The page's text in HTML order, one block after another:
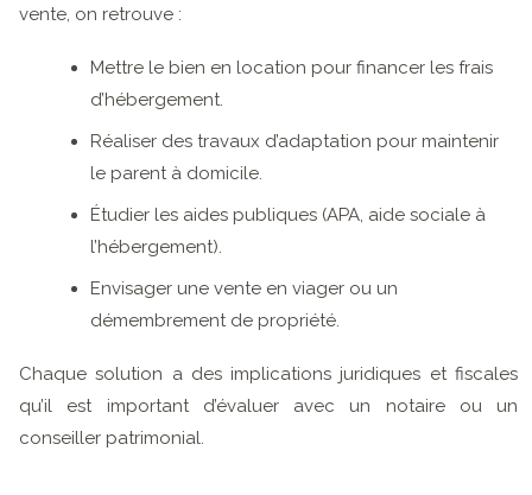
vente, on retrouve :
Mettre le bien en location pour financer les frais
d’hébergement.
Réaliser des travaux d’adaptation pour maintenir
le parent à domicile.
Étudier les aides publiques (APA, aide sociale à
l’hébergement).
Envisager une vente en viager ou un
démembrement de propriété.
Chaque solution a des implications juridiques et fiscales
qu’il est important d’évaluer avec un notaire ou un
conseiller patrimonial.